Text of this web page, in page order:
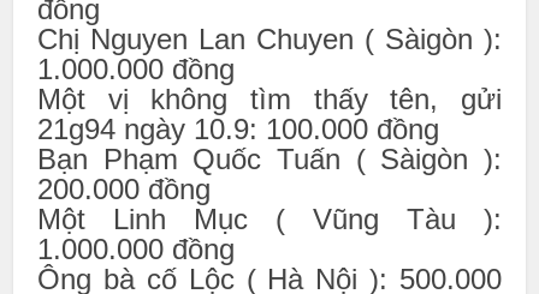
đồng
Chị Nguyen Lan Chuyen ( Sàigòn ):
1.000.000 đồng
Một vị không tìm thấy tên, gửi
21g94 ngày 10.9: 100.000 đồng
Bạn Phạm Quốc Tuấn ( Sàigòn ):
200.000 đồng
Một Linh Mục ( Vũng Tàu ):
1.000.000 đồng
Ông bà cố Lộc ( Hà Nội ): 500.000